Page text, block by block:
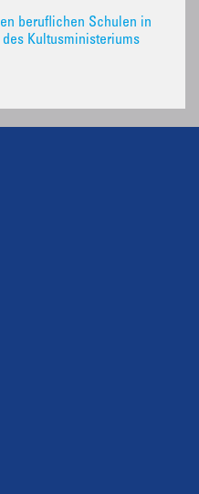
beruflichen Schulen in
Kultusministeriums